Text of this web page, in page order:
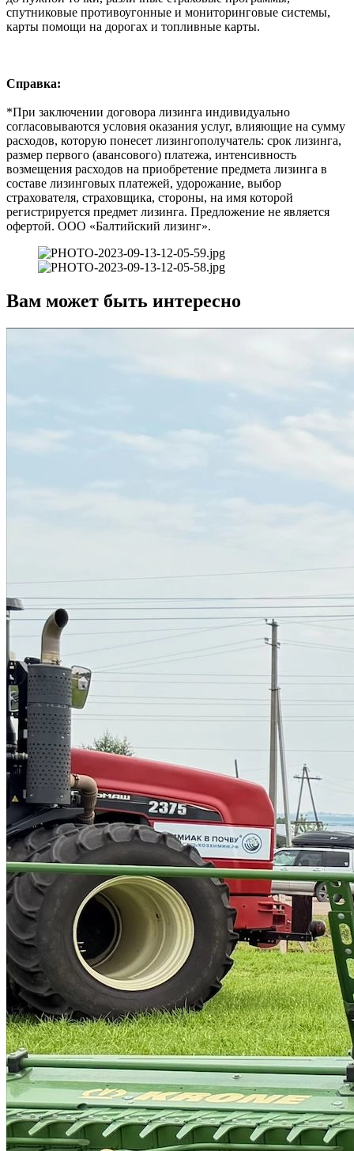
спутниковые противоугонные и мониторинговые системы,
карты помощи на дорогах и топливные карты.
Справка:
*При заключении договора лизинга индивидуально
согласовываются условия оказания услуг, влияющие на сумму
расходов, которую понесет лизингополучатель: срок лизинга,
размер первого (авансового) платежа, интенсивность
возмещения расходов на приобретение предмета лизинга в
составе лизинговых платежей, удорожание, выбор
страхователя, страховщика, стороны, на имя которой
регистрируется предмет лизинга. Предложение не является
офертой. ООО «Балтийский лизинг».
Вам может быть интересно